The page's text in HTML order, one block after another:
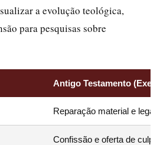
a evolução teológica,
para pesquisas sobre
Antigo Testamento
Reparação material e
Confissão e oferta de